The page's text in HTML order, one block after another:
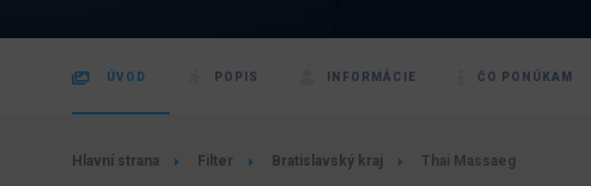
ÚVOD POPIS INFORMÁCIE ČO PONÚKAM
Hlavní strana Filter Bratislavský kraj Thai Massaeg